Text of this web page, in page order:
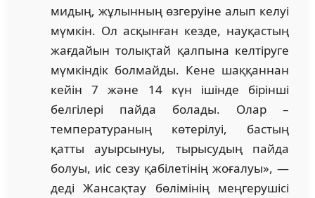
мидың, жұлынның өзгеруіне алып келуі
мүмкін. Ол асқынған кезде, науқастың
жағдайын толықтай қалпына келтіруге
мүмкіндік болмайды. Кене шаққаннан
кейін 7 және 14 күн ішінде бірінші
белгілері пайда болады. Олар –
температураның көтерілуі, бастың
қатты ауырсынуы, тырысудың пайда
болуы, иіс сезу қабілетінің жоғалуы», —
деді Жансақтау бөлімінің меңгерушісі